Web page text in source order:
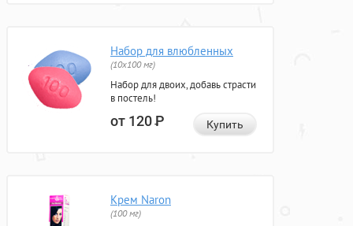
Набор для влюбленных
(10х100 мг)
Набор для двоих, добавь страсти
в постель!
от 120Р Купить
Крем Naron
(100 мг)